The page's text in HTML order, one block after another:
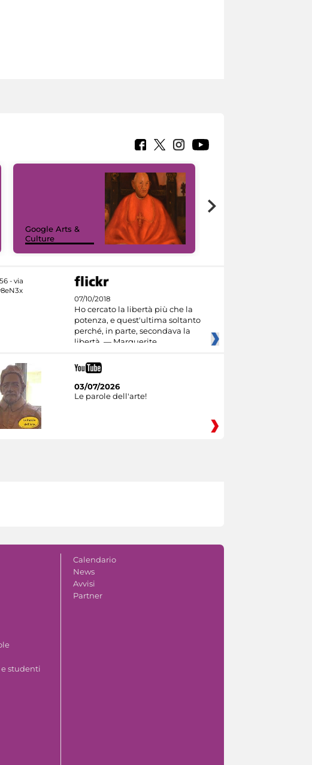
Google Arts &
Culture
07/10/2018
Ho cercato la libertà più che la
potenza, e quest'ultima soltanto
perché, in parte, secondava la
libertà. — Marguerite
03/07/2026
Le parole dell'arte!
studenti
Calendario
News
Avvisi
Partner